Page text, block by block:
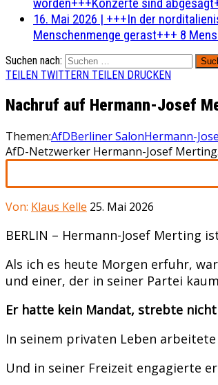
16. Mai 2026 | +++In der
Menschenmenge gerast+++ 8
Suchen nach:
TEILEN TWITTERN TEILEN DRUCKEN
Nachruf auf Hermann-Josef
Themen:AfDBerliner SalonHermann-
AfD-Netzwerker Hermann-Josef Merting.
Von: Klaus Kelle 25. Mai 2026
BERLIN – Hermann-Josef Merting
Als ich es heute Morgen erfuhr,
und einer, der in seiner Partei
Er hatte kein Mandat, strebte
In seinem privaten Leben
Und in seiner Freizeit engagierte